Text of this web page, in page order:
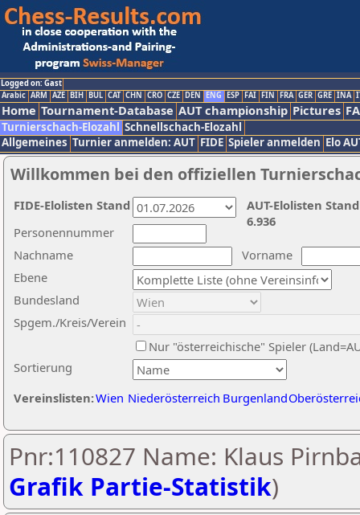
Logged on: Gast
Arabic ARM AZE BIH BUL CAT CHN CRO CZE DEN ENG ESP FAI FIN FRA GER GRE INA
Home Tournament-Database AUT championship Pictures
Turnierschach-Elozahl Schnellschach-Elozahl
Allgemeines Turnier anmelden: AUT FIDE Spieler anmelden Elo
Willkommen bei den offiziellen
Nachname
Vorname
Ebene
Sortierung
Personennummer
Bundesland
Spgem./Kreis/Verein
Nur "österreichische" Spieler
Vereinslisten:Wien Niederösterreich Burgenland
AUT-Elolisten
6.936
FIDE-Elolisten Stand
Pnr:110827 Name: Klaus
Grafik Partie-Statistik)